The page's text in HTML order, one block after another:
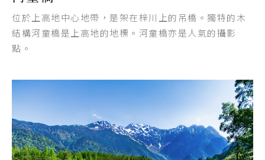
位於上高地中心地帶，是架在梓川上的吊橋。獨特的木
結構河童橋是上高地的地標。河童橋亦是人氣的攝影
點。